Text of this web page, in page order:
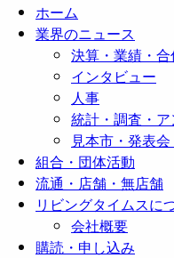
ホーム
業界のニュース
決算・業績・
インタビュー
人事
統計・調査・ア
見本市・発表
組合・団体活動
流通・店舗・無店舗
リビングタイムスに
会社概要
購読・申し込み